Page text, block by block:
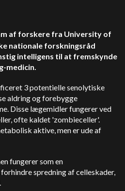
af forskere fra University of
nationale forskningsråd
intelligens til at fremskynde
medicin.
3 potentielle senolytiske
aldring og forebygge
Disse lægemidler fungerer ved
ofte kaldet 'zombieceller'.
aktive, men er ude af
fungerer som en
spredning af celleskader,